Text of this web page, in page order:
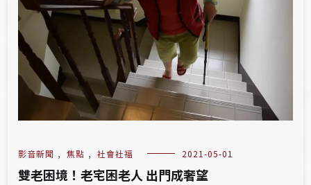
影音新聞 , 焦點 , 社會社福 2021-05-01
雙老困境！老宅困老人 出門成奢望